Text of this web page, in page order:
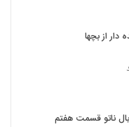
دار از بچها
ناتو قسمت هفتم